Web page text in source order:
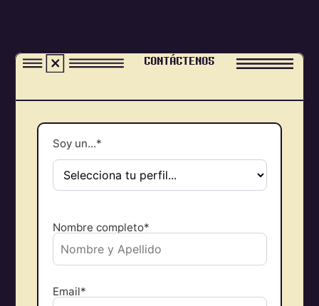
CONTÁCTENOS
Soy un...*
Nombre completo*
Email*